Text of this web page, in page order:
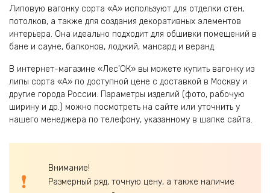
Липовую вагонку сорта «А» используют для отделки стен,
потолков, а также для создания декоративных элементов
интерьера. Она идеально подходит для обшивки помещений в
бане и сауне, балконов, лоджий, мансард и веранд.
В интернет-магазине «Лес’ОК» вы можете купить вагонку из
липы сорта «А» по доступной цене с доставкой в Москву и
другие города России. Параметры изделий (фото, рабочую
ширину и др.) можно посмотреть на сайте или уточнить у
нашего менеджера по телефону, указанному в шапке сайта.
Внимание!
Размерный ряд, точную цену, а также наличие